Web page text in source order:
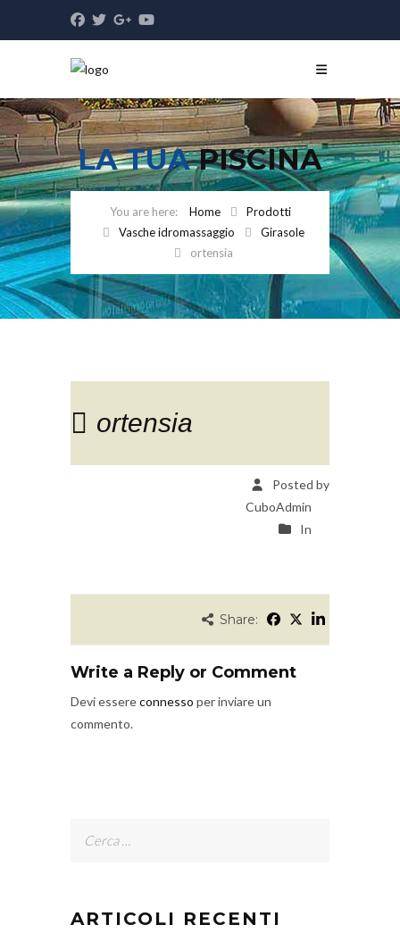
LA TUAPISCINA
Home
Prodotti
Vasche idromassaggio
Girasole
ortensia
ortensia
Posted by
CuboAdmin
In
Share:
Write a Reply or Comment
Devi essereconnesso per inviare un
commento.
ARTICOLI RECENTI